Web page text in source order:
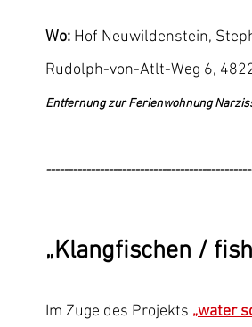
Wo: Hof Neuwildenstein,
Rudolph-von-Atlt-Weg 6,
Entfernung zur Ferienwohnung
„Klangfischen /
Im Zuge des Projekts „water